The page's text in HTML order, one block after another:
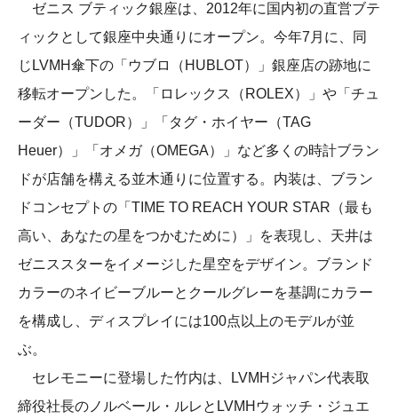
ゼニス ブティック銀座は、2012年に国内初の直営ブテ
ィックとして銀座中央通りにオープン。今年7月に、同
じLVMH傘下の「ウブロ（HUBLOT）」銀座店の跡地に
移転オープンした。「ロレックス（ROLEX）」や「チュ
ーダー（TUDOR）」「タグ・ホイヤー（TAG
Heuer）」「オメガ（OMEGA）」など多くの時計ブラン
ドが店舗を構える並木通りに位置する。内装は、ブラン
ドコンセプトの「TIME TO REACH YOUR STAR（最も
高い、あなたの星をつかむために）」を表現し、天井は
ゼニススターをイメージした星空をデザイン。ブランド
カラーのネイビーブルーとクールグレーを基調にカラー
を構成し、ディスプレイには100点以上のモデルが並
ぶ。
セレモニーに登場した竹内は、LVMHジャパン代表取
締役社長のノルベール・ルレとLVMHウォッチ・ジュエ